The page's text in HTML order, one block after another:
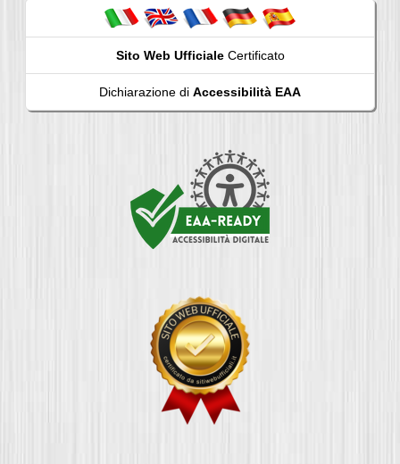
Sito Web UfficialeCertificato
Dichiarazione di Accessibilità EAA